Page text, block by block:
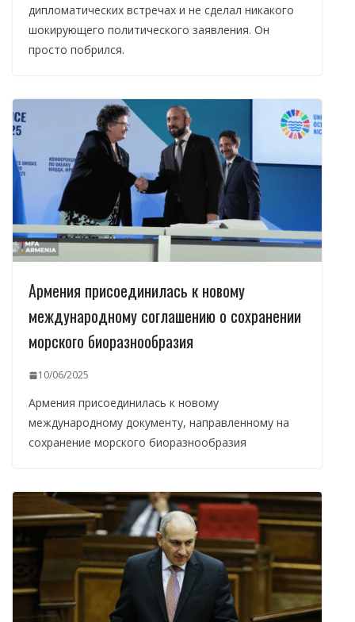
дипломатических встречах и не сделал никакого
шокирующего политического заявления. Он
просто побрился.
Армения присоединилась к новому
международному соглашению о сохранении
морского биоразнообразия
10/06/2025
Армения присоединилась к новому
международному документу, направленному на
сохранение морского биоразнообразия